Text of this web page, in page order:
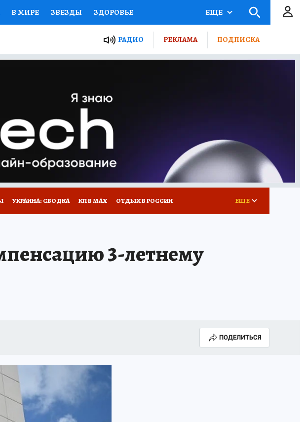
В МИРЕ ЗВЕЗДЫ ЗДОРОВЬЕ
ПРОЕКТЫ РОССИИ
ЖЕНСКИЕ СЕКРЕТЫ ПУТЕВОДИТЕЛЬ
ГИД ПОТРЕБИТЕЛЯ
ЕЩЕ
РАДИО РЕКЛАМА ПОДПИСКА
УКРАИНА: СВОДКА КП В МАХ ОТДЫХ В РОССИИ ЕЩЕ
3-летнему
ПОДЕЛИТЬСЯ